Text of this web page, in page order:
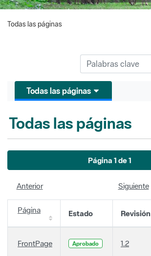
Todas las páginas
Todas las páginas
Todas las páginas
Página 1 de 1
Anterior Siguiente
Página Estado Revisión
FrontPage Aprobado 1.2